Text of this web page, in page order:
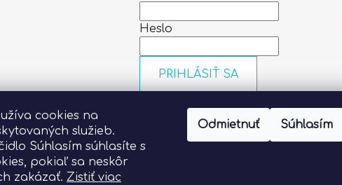
cookies na
služieb.
Súhlasím súhlasíte s
pokiaľ sa neskôr
zakázať. Zistiť viac
Odmietnuť Súhlasím
na Instagrame
Heslo
PRIHLÁSIŤ SA